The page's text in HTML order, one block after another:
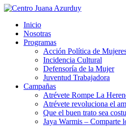
Inicio
Nosotras
Programas
Acción Política de
Incidencia Cultural
Defensoría de la Mujer
Juventud Trabajadora
Campañas
Atrévete Rompe La
Atrévete revoluciona el
Que el buen trato sea
Jaya Warmis – Comparte